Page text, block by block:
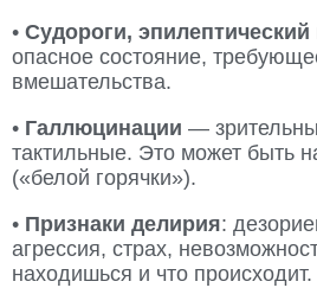
• Судороги, эпилептический
опасное состояние,
вмешательства.
• Галлюцинации —
тактильные. Это может быть
(«белой горячки»).
• Признаки делирия:
агрессия, страх,
находишься и что происходит.